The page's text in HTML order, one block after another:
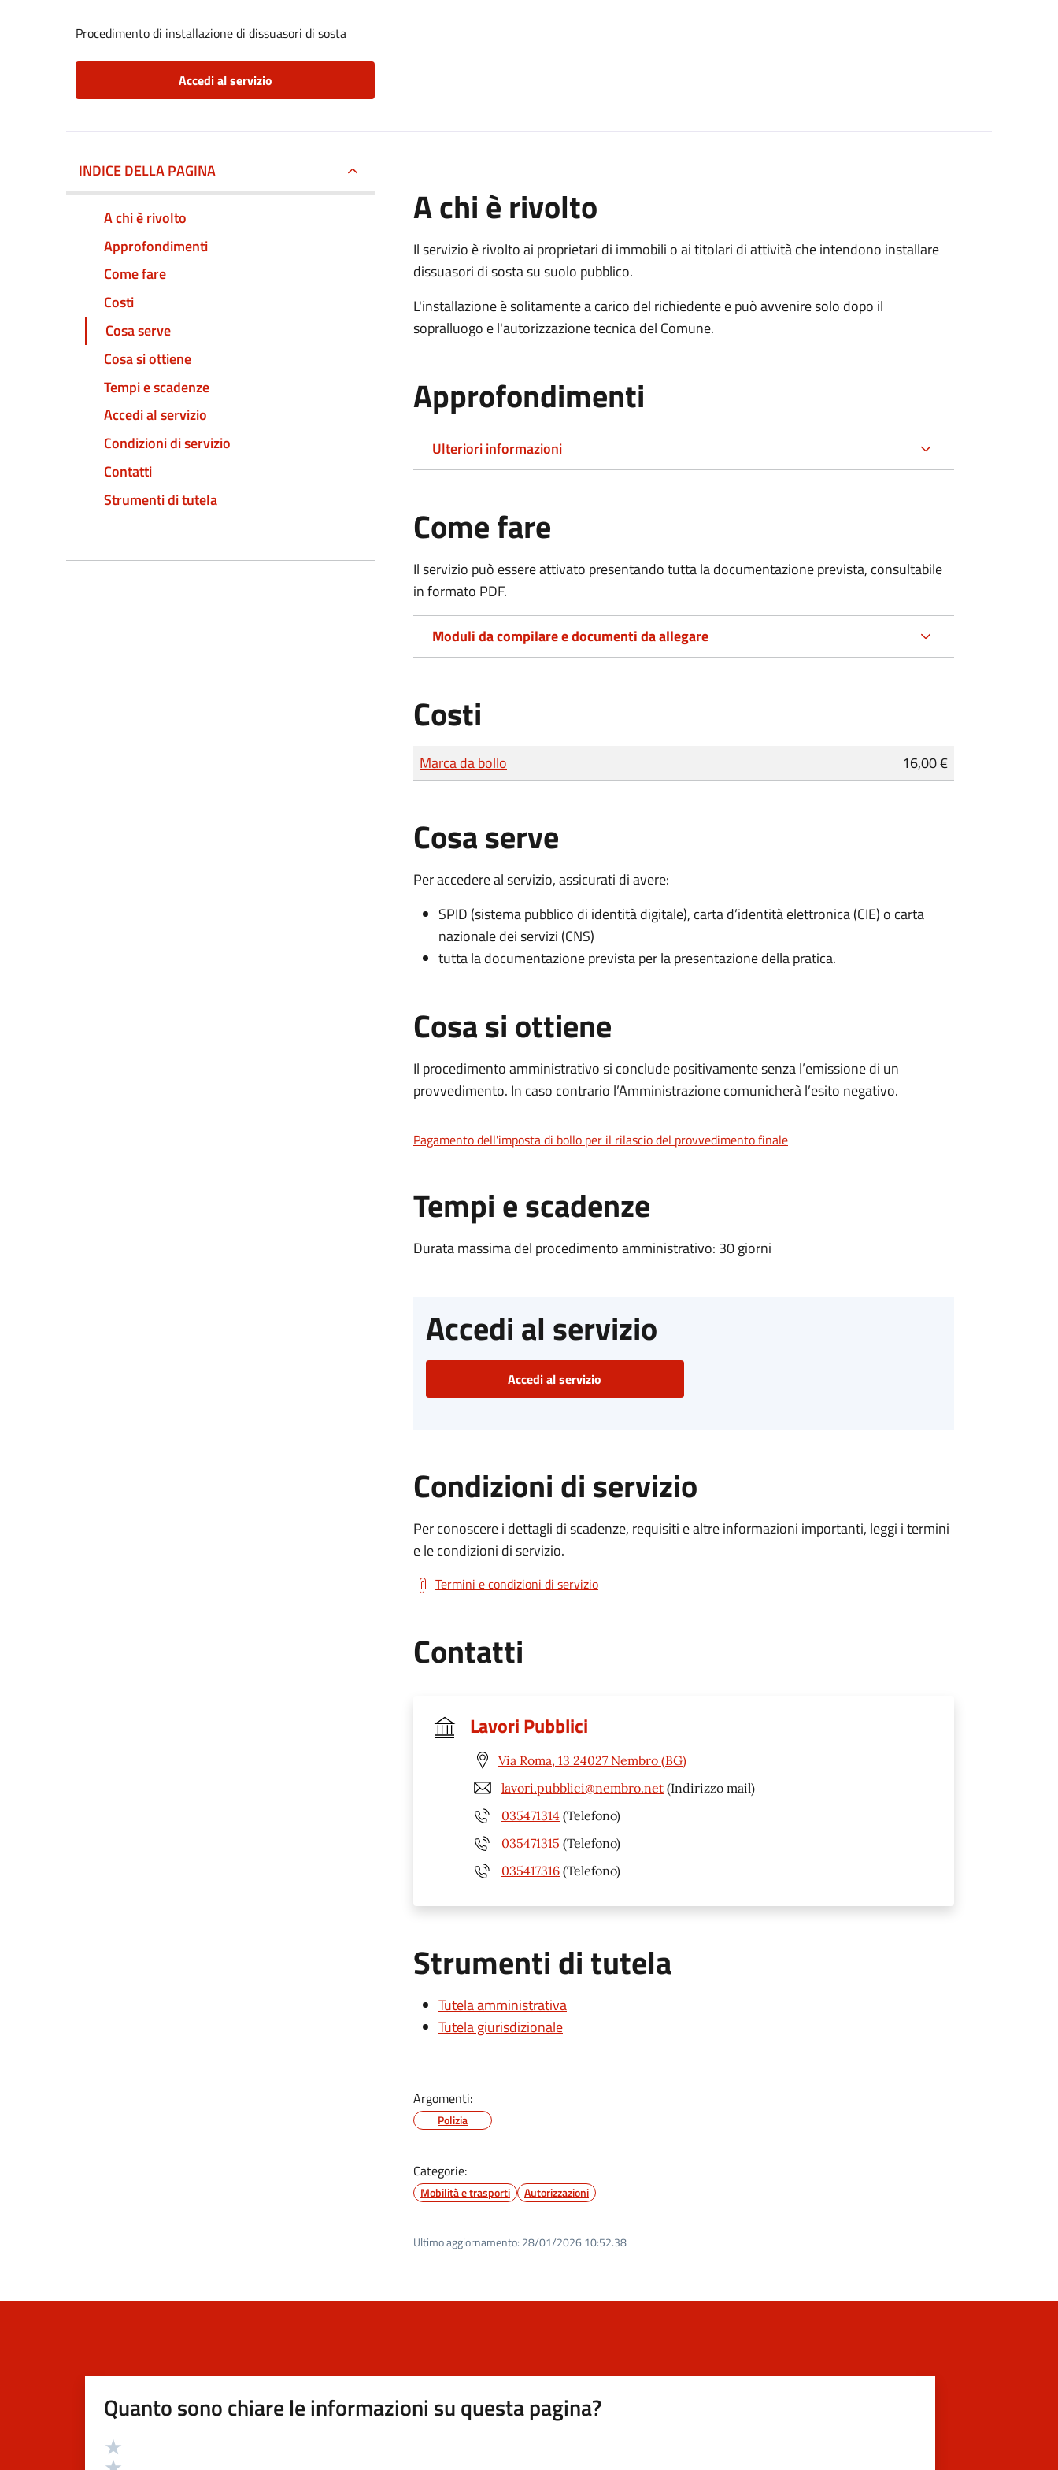
Procedimento di installazione di dissuasori di sosta
Accedi al servizio
INDICE DELLA PAGINA
A chi è rivolto
Approfondimenti
Come fare
Costi
Cosa serve
Cosa si ottiene
Tempi e scadenze
Accedi al servizio
Condizioni di servizio
Contatti
Strumenti di tutela
A chi è rivolto
Il servizio è rivolto ai proprietari di immobili o ai titolari di attività che intendono installare
dissuasori di sosta su suolo pubblico.
L'installazione è solitamente a carico del richiedente e può avvenire solo dopo il
sopralluogo e l'autorizzazione tecnica del Comune.
Approfondimenti
Ulteriori informazioni
Come fare
Il servizio può essere attivato presentando tutta la documentazione prevista, consultabile
in formato PDF.
Moduli da compilare e documenti da allegare
Costi
Tipo di pagamento
Importo
Marca da bollo 16,00 €
Cosa serve
Per accedere al servizio, assicurati di avere:
SPID (sistema pubblico di identità digitale), carta d’identità elettronica (CIE) o carta
nazionale dei servizi (CNS)
tutta la documentazione prevista per la presentazione della pratica.
Cosa si ottiene
Il procedimento amministrativo si conclude positivamente senza l’emissione di un
provvedimento. In caso contrario l’Amministrazione comunicherà l’esito negativo.
Pagamento dell'imposta di bollo per il rilascio del provvedimento finale
Tempi e scadenze
Durata massima del procedimento amministrativo: 30 giorni
Accedi al servizio
Accedi al servizio
Condizioni di servizio
Per conoscere i dettagli di scadenze, requisiti e altre informazioni importanti, leggi i termini
e le condizioni di servizio.
Termini e condizioni di servizio
Contatti
Lavori Pubblici
Via Roma, 13 24027 Nembro (BG)
lavori.pubblici@nembro.net (Indirizzo mail)
035471314 (Telefono)
035471315 (Telefono)
035417316 (Telefono)
Strumenti di tutela
Tutela amministrativa
Tutela giurisdizionale
Argomenti:
Polizia
Categorie:
Mobilità e trasporti Autorizzazioni
Ultimo aggiornamento: 28/01/2026 10:52.38
Quanto sono chiare le informazioni su questa pagina?
Valutazione